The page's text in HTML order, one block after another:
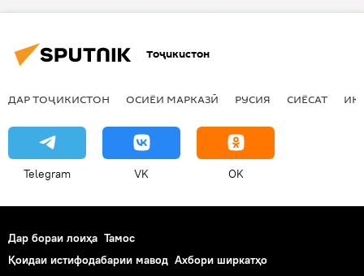
Тоҷикистон
ДАР ТОҶИКИСТОН ОСИЁИ МАРКАЗӢ РУСИЯ СИЁСАТ
Telegram VK OK
Дар бораи лоиҳа Тамос
Қоидаи истифодабарии мавод Ахбори ширкатҳо